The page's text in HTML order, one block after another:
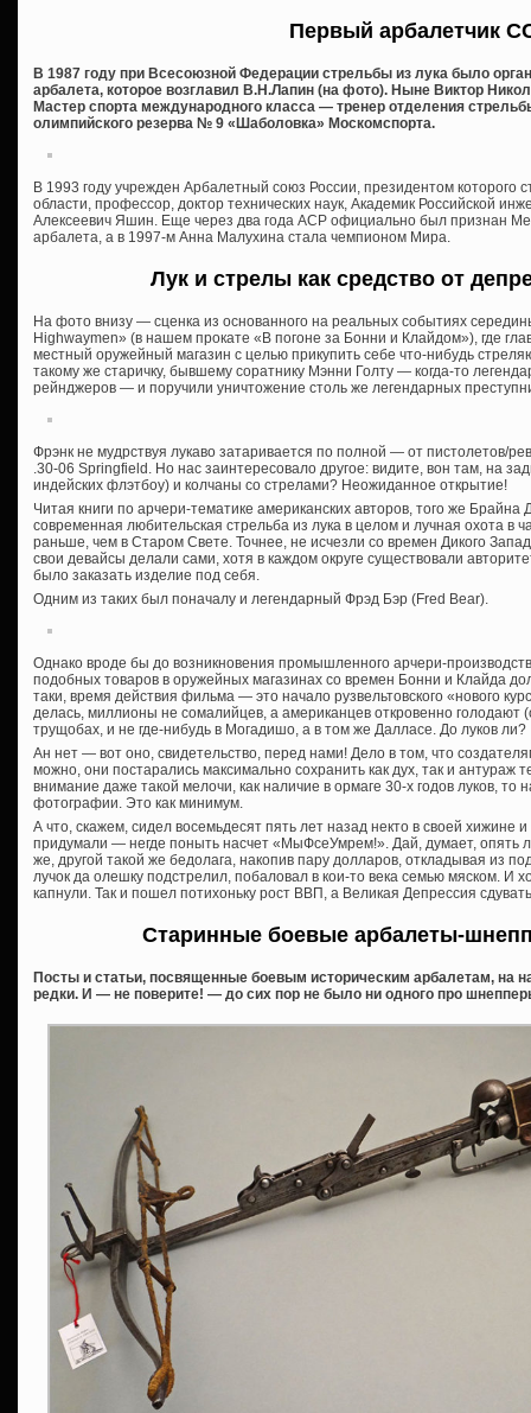
Первый арбалетчик
В 1987 году при Всесоюзной Федерации стрельбы из лука было
арбалета, которое возглавил В.Н.Лапин (на фото). Ныне Виктор
Мастер спорта международного класса — тренер отделения
олимпийского резерва № 9 «Шаболовка» Москомспорта.
В 1993 году учрежден Арбалетный союз России, президентом которого
области, профессор, доктор технических наук, Академик Российской
Алексеевич Яшин. Еще через два года АСР официально был признан
арбалета, а в 1997-м Анна Малухина стала чемпионом Мира.
Лук и стрелы как средство от
На фото внизу — сценка из основанного на реальных событиях
Highwaymen» (в нашем прокате «В погоне за Бонни и Клайдом»), где
местный оружейный магазин с целью прикупить себе что-нибудь
такому же старичку, бывшему соратнику Мэнни Голту — когда-то
рейнджеров — и поручили уничтожение столь же легендарных
Фрэнк не мудрствуя лукаво затаривается по полной — от пистолетов/
.30-06 Springfield. Но нас заинтересовало другое: видите, вон там, на
индейских флэтбоу) и колчаны со стрелами? Неожиданное открытие!
Читая книги по арчери-тематике американских авторов, того же
современная любительская стрельба из лука в целом и лучная охота в
раньше, чем в Старом Свете. Точнее, не исчезли со времен Дикого
свои девайсы делали сами, хотя в каждом округе существовали
было заказать изделие под себя.
Одним из таких был поначалу и легендарный Фрэд Бэр (Fred Bear).
Однако вроде бы до возникновения промышленного арчери-
подобных товаров в оружейных магазинах со времен Бонни и Клайда
таки, время действия фильма — это начало рузвельтовского «нового
делась, миллионы не сомалийцев, а американцев откровенно голодают
трущобах, и не где-нибудь в Могадишо, а в том же Далласе. До луков ли?
Ан нет — вот оно, свидетельство, перед нами! Дело в том, что
можно, они постарались максимально сохранить как дух, так и антураж
внимание даже такой мелочи, как наличие в ормаге 30-х годов луков, то
фотографии. Это как минимум.
А что, скажем, сидел восемьдесят пять лет назад некто в своей хижине
придумали — негде поныть насчет «МыФсеУмрем!». Дай, думает, опять
же, другой такой же бедолага, накопив пару долларов, откладывая из
лучок да олешку подстрелил, побаловал в кои-то века семью мяском. И
капнули. Так и пошел потихоньку рост ВВП, а Великая Депрессия
Старинные боевые арбалеты-
Посты и статьи, посвященные боевым историческим арбалетам, на
редки. И — не поверите! — до сих пор не было ни одного про